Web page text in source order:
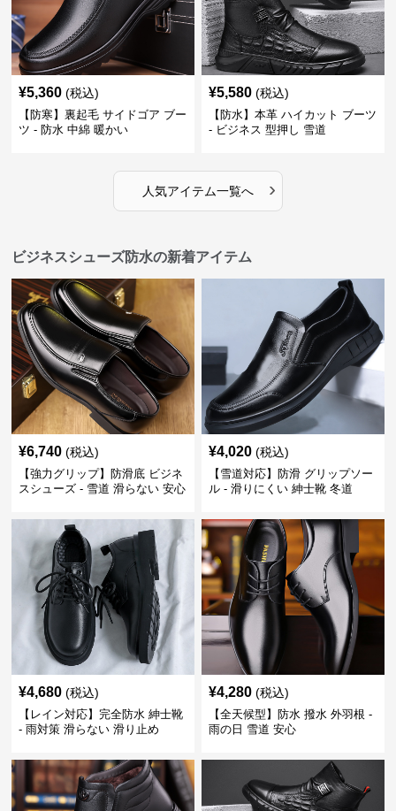
¥5,360 (税込)
【防寒】裏起毛 サイドゴア ブー
ツ - 防水 中綿 暖かい
¥5,580 (税込)
【防水】本革 ハイカット ブーツ
- ビジネス 型押し 雪道
人気アイテム一覧へ ›
ビジネスシューズ防水の新着アイテム
¥6,740 (税込)
【強力グリップ】防滑底 ビジネ
スシューズ - 雪道 滑らない 安心
¥4,020 (税込)
【雪道対応】防滑 グリップソー
ル - 滑りにくい 紳士靴 冬道
¥4,680 (税込)
【レイン対応】完全防水 紳士靴
- 雨対策 滑らない 滑り止め
¥4,280 (税込)
【全天候型】防水 撥水 外羽根 -
雨の日 雪道 安心